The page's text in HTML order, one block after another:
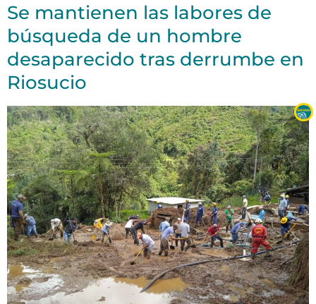
Se mantienen las labores de
búsqueda de un hombre
desaparecido tras derrumbe en
Riosucio